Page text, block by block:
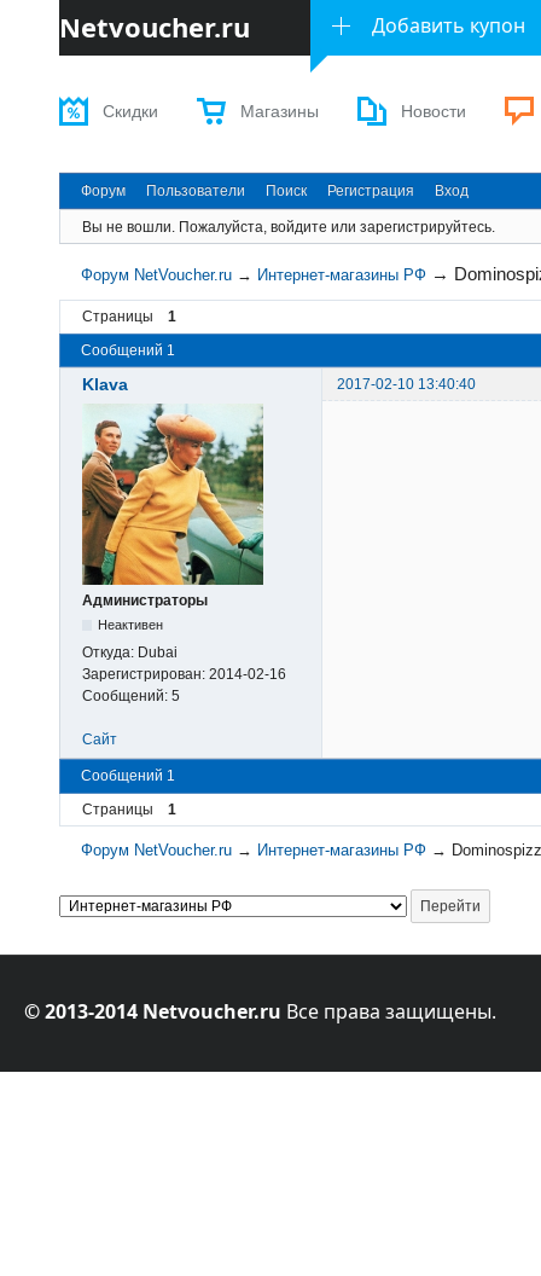
Netvoucher.ru Добавить купон
Скидки Магазины Новости
Форум Пользователи Поиск Регистрация Вход
Вы не вошли. Пожалуйста, войдите или зарегистрируйтесь.
Форум NetVoucher.ru → Интернет-магазины РФ →
Страницы
1
Сообщений 1
Klava 2017-02-10 13:40:40
Администраторы
Неактивен
Откуда: Dubai
Зарегистрирован: 2014-02-16
Сообщений: 5
Сайт
Сообщений 1
Страницы
1
Форум NetVoucher.ru → Интернет-магазины РФ →
© 2013-2014 Netvoucher.ru Все права защищены.